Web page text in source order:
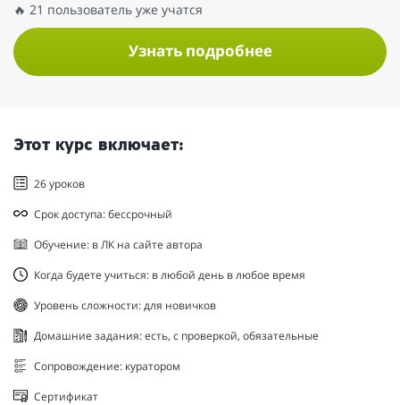
🔥 21 пользователь уже учатся
Узнать подробнее
Этот курс включает:
26 уроков
Срок доступа: бессрочный
Обучение: в ЛК на сайте автора
Когда будете учиться: в любой день в любое время
Уровень сложности: для новичков
Домашние задания: есть, с проверкой, обязательные
Сопровождение: куратором
Сертификат